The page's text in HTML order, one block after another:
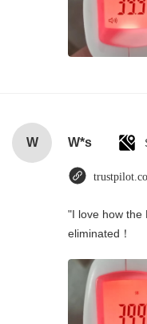
W W*s
"I love how the
eliminated！